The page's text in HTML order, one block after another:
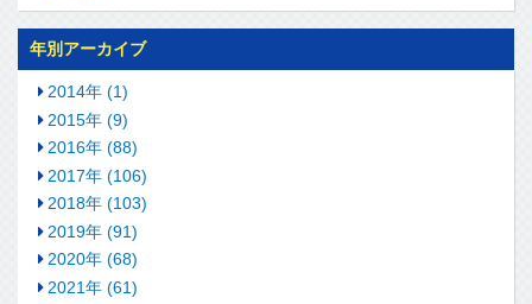
年別アーカイブ
2014年 (1)
2015年 (9)
2016年 (88)
2017年 (106)
2018年 (103)
2019年 (91)
2020年 (68)
2021年 (61)